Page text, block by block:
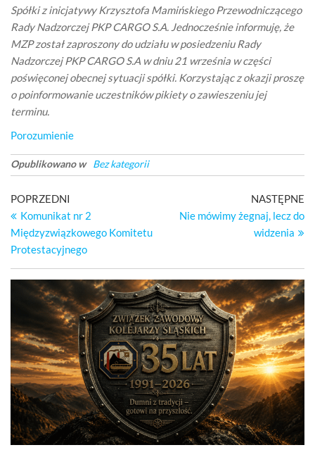
Spółki z inicjatywy Krzysztofa Mamińskiego Przewodniczącego
Rady Nadzorczej PKP CARGO S.A. Jednocześnie informuję, że
MZP został zaproszony do udziału w posiedzeniu Rady
Nadzorczej PKP CARGO S.A w dniu 21 września w części
poświęconej obecnej sytuacji spółki. Korzystając z okazji proszę
o poinformowanie uczestników pikiety o zawieszeniu jej
terminu.
Porozumienie
Opublikowano w Bez kategorii
Nawigacja
wpisu
Poprzedni
wpis
POPRZEDNI
Komunikat nr 2
Międzyzwiązkowego Komitetu
Protestacyjnego
NASTĘPNE
Nie mówimy żegnaj, lecz do
widzenia